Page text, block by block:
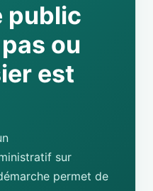
public
ou
est
sur
permet de